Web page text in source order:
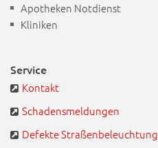
Apotheken Notdienst
Kliniken
Service
Kontakt
Schadensmeldungen
Defekte Straßenbeleuchtung